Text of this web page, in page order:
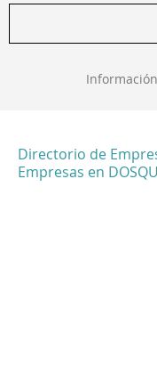
Directorio de
Empresas en